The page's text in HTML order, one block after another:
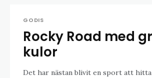
GODIS
Rocky Road med
kulor
Det har nästan blivit en sport att hitta